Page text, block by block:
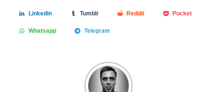
Linkedin Tumblr Reddit Pocket
Whatsapp Telegram